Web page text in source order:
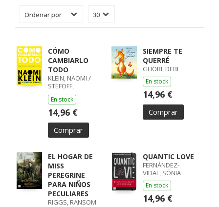
CÓMO
CAMBIARLO
TODO
KLEIN, NAOMI /
STEFOFF,
REBECCA
En stock
14,96 €
Comprar
SIEMPRE TE
QUERRÉ
GLIORI, DEBI
En stock
14,96 €
Comprar
EL HOGAR DE
MISS
PEREGRINE
PARA NIÑOS
PECULIARES
RIGGS, RANSOM
QUANTIC LOVE
FERNÁNDEZ-
VIDAL, SÓNIA
En stock
14,96 €